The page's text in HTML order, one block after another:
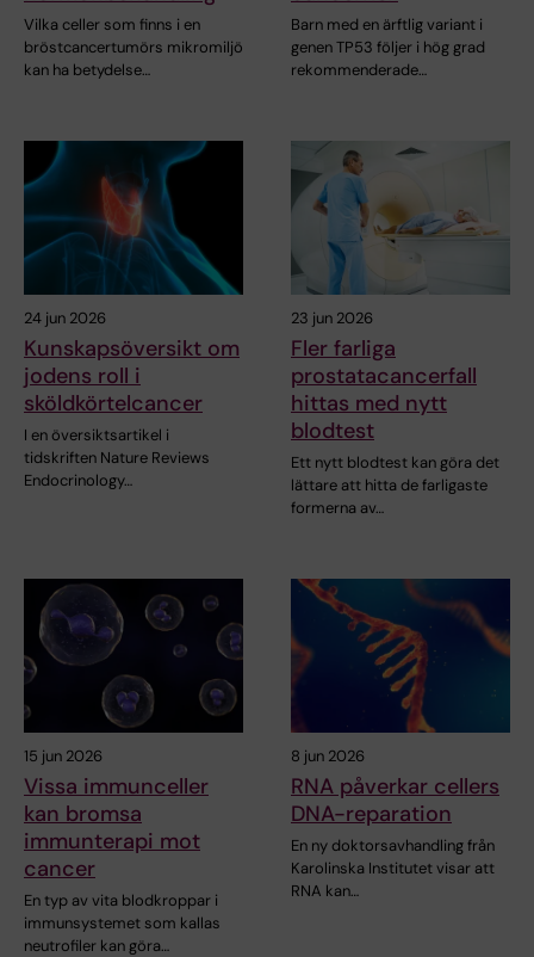
Vilka celler som finns i en
bröstcancertumörs mikromiljö
kan ha betydelse…
Barn med en ärftlig variant i
genen TP53 följer i hög grad
rekommenderade…
24 jun 2026
Kunskapsöversikt om
jodens roll i
sköldkörtelcancer
I en översiktsartikel i
tidskriften Nature Reviews
Endocrinology…
23 jun 2026
Fler farliga
prostatacancerfall
hittas med nytt
blodtest
Ett nytt blodtest kan göra det
lättare att hitta de farligaste
formerna av…
15 jun 2026
Vissa immunceller
kan bromsa
immunterapi mot
cancer
En typ av vita blodkroppar i
immunsystemet som kallas
neutrofiler kan göra…
8 jun 2026
RNA påverkar cellers
DNA-reparation
En ny doktorsavhandling från
Karolinska Institutet visar att
RNA kan…